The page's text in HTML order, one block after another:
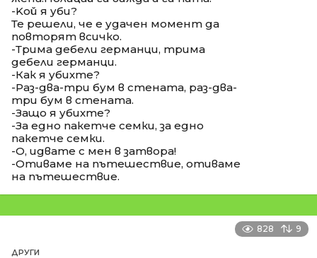
-Koй я уби?
Те решели, че е удачен момент да
повторят всичко.
-Трима дебели германци, трима
дебели германци.
-Как я убихте?
-Раз-два-три бум в стената, раз-два-
три бум в стената.
-Защо я убихте?
-За едно пакетче семки, за едно
пакетче семки.
-О, идвате с мен в затвора!
-Отиваме на пътешествие, отиваме
на пътешествие.
828 9
ДРУГИ